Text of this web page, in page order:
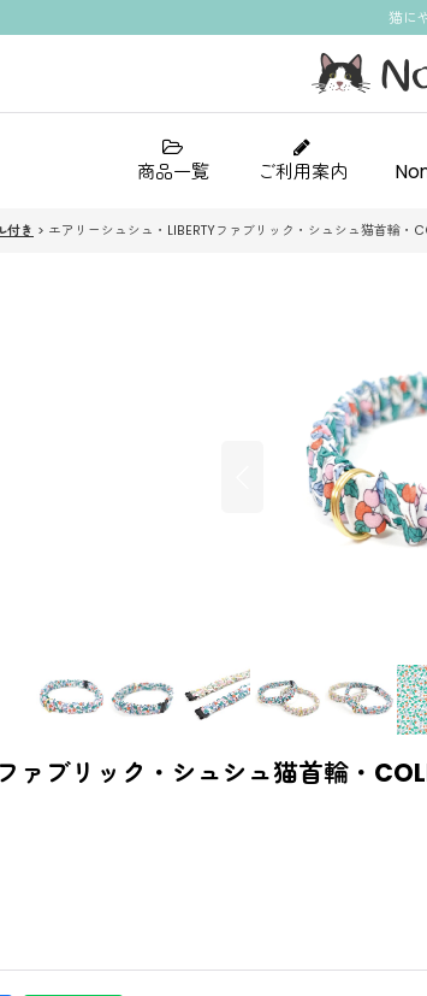
猫に
商品一覧 ご利用案内
付き > エアリーシュシュ・LIBERTYファブリック・シュシュ猫首輪・
ァブリック・シュシュ猫首輪・